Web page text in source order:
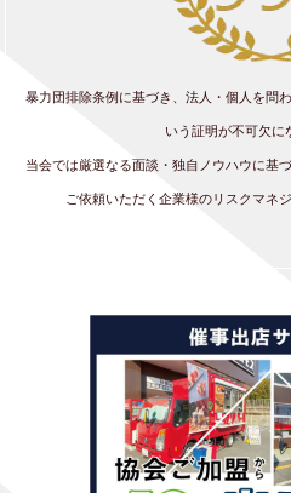
暴力団排除条例に基づき、法人・個人を問
いう証明が不可欠に
当会では厳選なる面談・独自ノウハウに基
ご依頼いただく企業様のリスクマネ